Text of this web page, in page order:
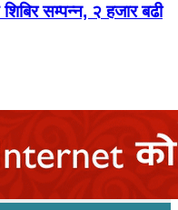
सम्पन्न, २ हजार बढी